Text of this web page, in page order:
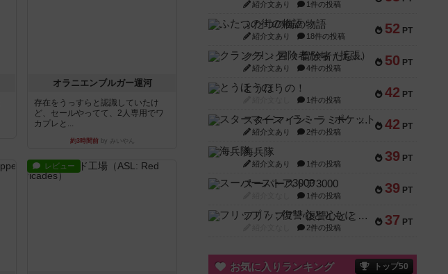
オラニエンブルガー運河
存在をうっすらと認識していたけ
ど、セールやってて、2人専用でワ
カプレと...
約3時間前by みいやん
レビュー
紹介文あり 1件の投稿
52 PT
ふたつの街の物語
紹介文あり 18件の投稿
50 PT
クランク! ：冒険者たち（拡張）
紹介文あり 4件の投稿
42 PT
とうほうの！
1件の投稿
42 PT
スターマイン・ラミー ポケット
紹介文あり 2件の投稿
39 PT
海兵隊
紹介文あり 1件の投稿
39 PT
スーパーストア3000
1件の投稿
37 PT
フリップ７：復讐心とともに
2件の投稿
お気に入りランキング トップ50